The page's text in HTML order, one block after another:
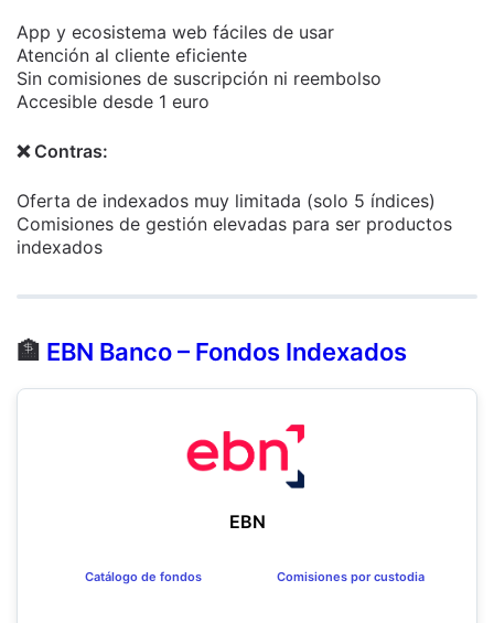
App y ecosistema web fáciles de usar
Atención al cliente eficiente
Sin comisiones de suscripción ni reembolso
Accesible desde 1 euro
❌ Contras:
Oferta de indexados muy limitada (solo 5 índices)
Comisiones de gestión elevadas para ser productos
indexados
🏦 EBN Banco – Fondos Indexados
EBN
Catálogo de fondos Comisiones por custodia